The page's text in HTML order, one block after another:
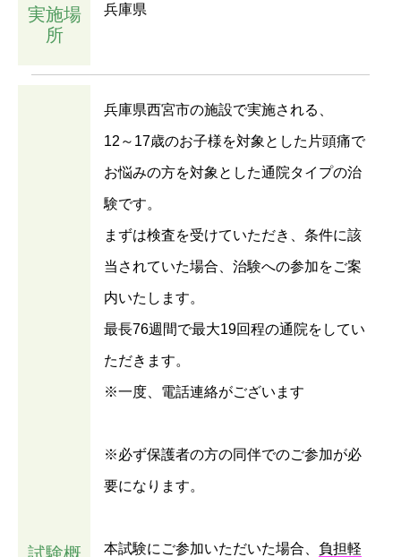
実施場
所
兵庫県
試験概
兵庫県西宮市の施設で実施される、
12～17歳のお子様を対象とした片頭痛で
お悩みの方を対象とした通院タイプの治
験です。
まずは検査を受けていただき、条件に該
当されていた場合、治験への参加をご案
内いたします。
最長76週間で最大19回程の通院をしてい
ただきます。
※一度、電話連絡がございます
※必ず保護者の方の同伴でのご参加が必
要になります。
本試験にご参加いただいた場合、 負担軽